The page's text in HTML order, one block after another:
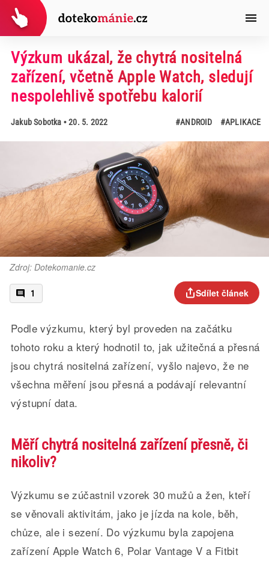
Výzkum ukázal, že chytrá nositelná
zařízení, včetně Apple Watch, sledují
nespolehlivě spotřebu kalorií
Jakub Sobotka • 20. 5. 2022 #ANDROID #APLIKACE
Zdroj: Dotekomanie.cz
1 Sdílet článek
Podle výzkumu, který byl proveden na začátku
tohoto roku a který hodnotil to, jak užitečná a přesná
jsou chytrá nositelná zařízení, vyšlo najevo, že ne
všechna měření jsou přesná a podávají relevantní
výstupní data.
Měří chytrá nositelná zařízení přesně, či
nikoliv?
Výzkumu se zúčastnil vzorek 30 mužů a žen, kteří
se věnovali aktivitám, jako je jízda na kole, běh,
chůze, ale i sezení. Do výzkumu byla zapojena
zařízení Apple Watch 6, Polar Vantage V a Fitbit